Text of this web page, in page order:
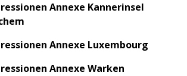
Annexe Kannerinsel
Annexe Luxembourg
Annexe Warken